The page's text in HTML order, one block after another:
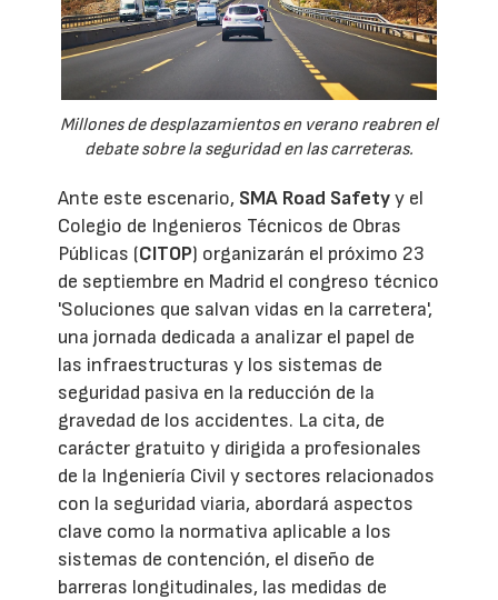
Millones de desplazamientos en verano reabren el
debate sobre la seguridad en las carreteras.
Ante este escenario, SMA Road Safetyy el
Colegio de Ingenieros Técnicos de Obras
Públicas (CITOP) organizarán el próximo 23
de septiembre en Madrid el congreso técnico
'Soluciones que salvan vidas en la carretera',
una jornada dedicada a analizar el papel de
las infraestructuras y los sistemas de
seguridad pasiva en la reducción de la
gravedad de los accidentes. La cita, de
carácter gratuito y dirigida a profesionales
de la Ingeniería Civil y sectores relacionados
con la seguridad viaria, abordará aspectos
clave como la normativa aplicable a los
sistemas de contención, el diseño de
barreras longitudinales, las medidas de